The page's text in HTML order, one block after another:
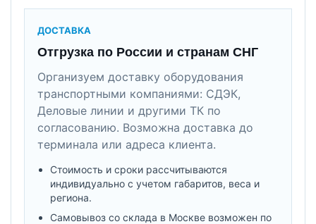
ДОСТАВКА
Отгрузка по России и странам СНГ
Организуем доставку оборудования
транспортными компаниями: СДЭК,
Деловые линии и другими ТК по
согласованию. Возможна доставка до
терминала или адреса клиента.
Стоимость и сроки рассчитываются
индивидуально с учетом габаритов, веса и
региона.
Самовывоз со склада в Москве возможен по